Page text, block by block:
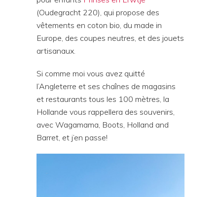
(Oudegracht 220), qui propose des
vêtements en coton bio, du made in
Europe, des coupes neutres, et des jouets
artisanaux.
Si comme moi vous avez quitté
l’Angleterre et ses chaînes de magasins
et restaurants tous les 100 mètres, la
Hollande vous rappellera des souvenirs,
avec Wagamama, Boots, Holland and
Barret, et j’en passe!